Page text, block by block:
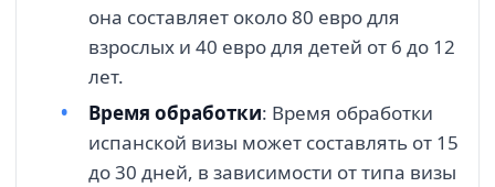
она составляет около 80 евро для
взрослых и 40 евро для детей от 6 до 12
лет.
Время обработки: Время обработки
испанской визы может составлять от 15
до 30 дней, в зависимости от типа визы